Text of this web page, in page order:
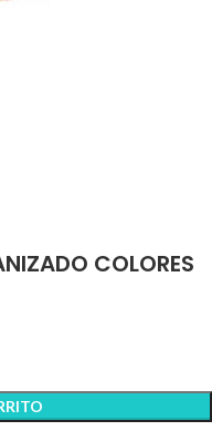
COLORES